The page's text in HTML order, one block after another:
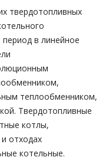
твердотопливных
в линейное
теплообменником,
Твердотопливные
котлы,
отходах
котельные.